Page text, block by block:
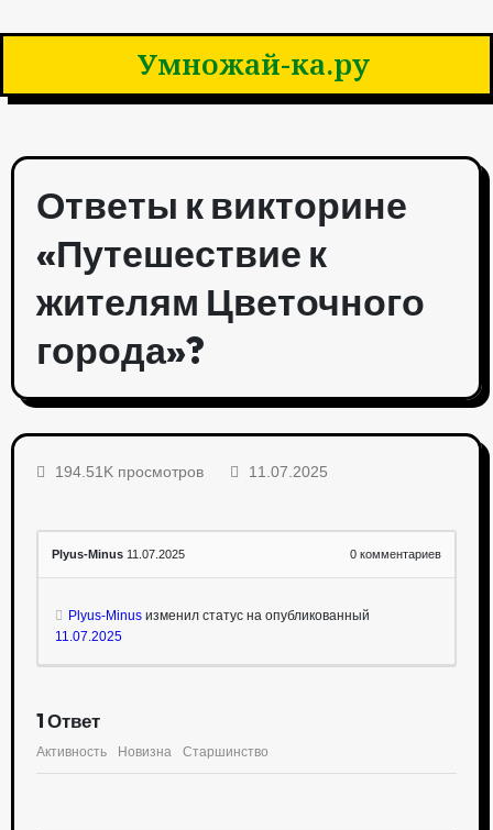
Умножай-ка.ру
Ответы к викторине
«Путешествие к
жителям Цветочного
города»?
194.51K просмотров 11.07.2025
Plyus-Minus 11.07.2025 0 комментариев
Plyus-Minusизменил статус на опубликованный
11.07.2025
1Ответ
Активность Новизна Старшинство